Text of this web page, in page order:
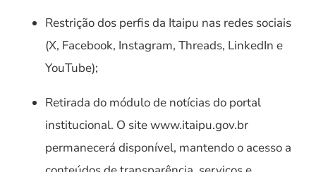
Restrição dos perfis da Itaipu nas redes sociais
(X, Facebook, Instagram, Threads, LinkedIn e
YouTube);
Retirada do módulo de notícias do portal
institucional. O site www.itaipu.gov.br
permanecerá disponível, mantendo o acesso a